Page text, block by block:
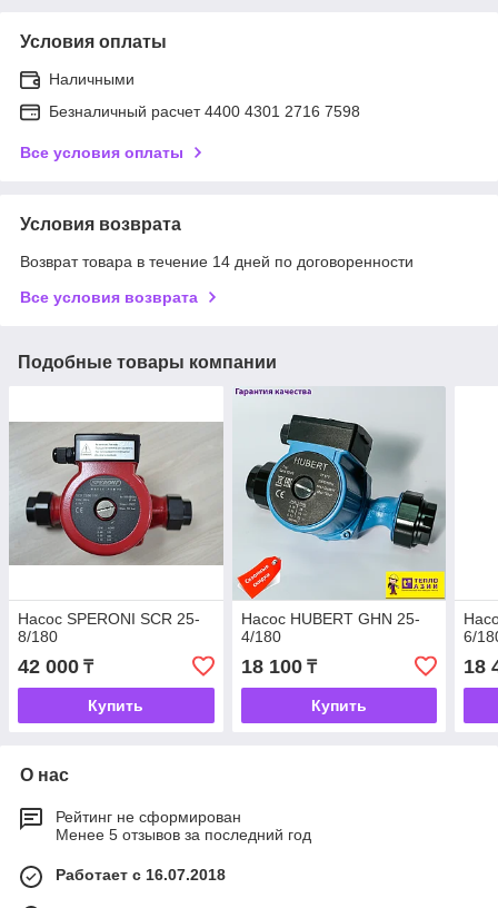
Условия оплаты
Наличными
Безналичный расчет 4400 4301 2716 7598
Все условия оплаты
Условия возврата
Возврат товара в течение 14 дней по договоренности
Все условия возврата
Подобные товары компании
Насос SPERONI SCR 25-
8/180
42 000 ₸
Купить
Насос HUBERT GHN 25-
4/180
18 100₸
Купить
6/
18
О нас
Рейтинг не сформирован
Менее 5 отзывов за последний год
Работает с 16.07.2018